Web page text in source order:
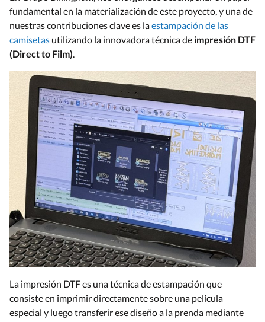
fundamental en la materialización de este proyecto, y una de
nuestras contribuciones clave es laestampación de las
camisetas utilizando la innovadora técnica de impresión DTF
(Direct to Film)
La impresión DTF es una técnica de estampación que
consiste en imprimir directamente sobre una película
especial y luego transferir ese diseño a la prenda mediante